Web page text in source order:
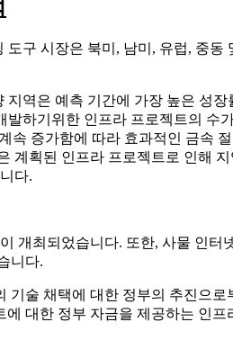
도구 시장은 북미, 남미, 유럽, 중
지역은 예측 기간에 가장 높은 성
발하기위한 인프라 프로젝트의 수
증가함에 따라 효과적인 금속
획된 인프라 프로젝트로 인해
다.
개최되었습니다. 또한, 사물 인
니다.
술 채택에 대한 정부의 추진으
대한 정부 자금을 제공하는 인